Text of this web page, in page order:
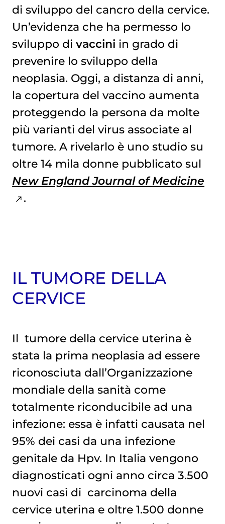
di sviluppo del cancro della cervice.
Un’evidenza che ha permesso lo
sviluppo di vaccini in grado di
prevenire lo sviluppo della
neoplasia. Oggi, a distanza di anni,
la copertura del vaccino aumenta
proteggendo la persona da molte
più varianti del virus associate al
tumore. A rivelarlo è uno studio su
oltre 14 mila donne pubblicato sul
New England Journal of Medicine
.
IL TUMORE DELLA
CERVICE
Il tumore della cervice uterina è
stata la prima neoplasia ad essere
riconosciuta dall’Organizzazione
mondiale della sanità come
totalmente riconducibile ad una
infezione: essa è infatti causata nel
95% dei casi da una infezione
genitale da Hpv. In Italia vengono
diagnosticati ogni anno circa 3.500
nuovi casi di carcinoma della
cervice uterina e oltre 1.500 donne